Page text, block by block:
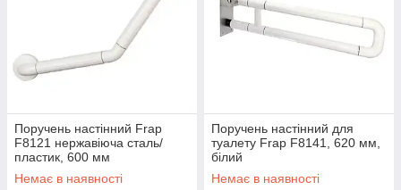
Поручень настінний Frap
F8121 нержавіюча сталь/
пластик, 600 мм
Немає в наявності
Поручень настінний для
туалету Frap F8141, 620 мм,
білий
Немає в наявності